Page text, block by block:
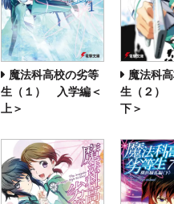
魔法科高校の劣等
生（１） 入学編＜
上＞
魔法科
生（２）
下＞